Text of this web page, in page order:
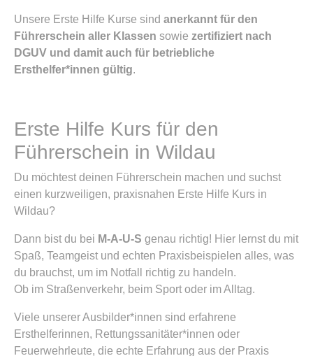
Unsere Erste Hilfe Kurse sind anerkannt für den
Führerschein aller Klassen sowie zertifiziert nach
DGUV und damit auch für betriebliche
Ersthelfer*innen gültig.
Erste Hilfe Kurs für den
Führerschein in Wildau
Du möchtest deinen Führerschein machen und suchst
einen kurzweiligen, praxisnahen Erste Hilfe Kurs in
Wildau?
Dann bist du bei M-A-U-S genau richtig! Hier lernst du mit
Spaß, Teamgeist und echten Praxisbeispielen alles, was
du brauchst, um im Notfall richtig zu handeln.
Ob im Straßenverkehr, beim Sport oder im Alltag.
Viele unserer Ausbilder*innen sind erfahrene
Ersthelferinnen, Rettungssanitäter*innen oder
Feuerwehrleute, die echte Erfahrung aus der Praxis